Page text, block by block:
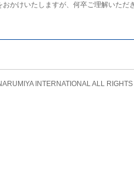
かけいたしますが、何卒ご理解いただ